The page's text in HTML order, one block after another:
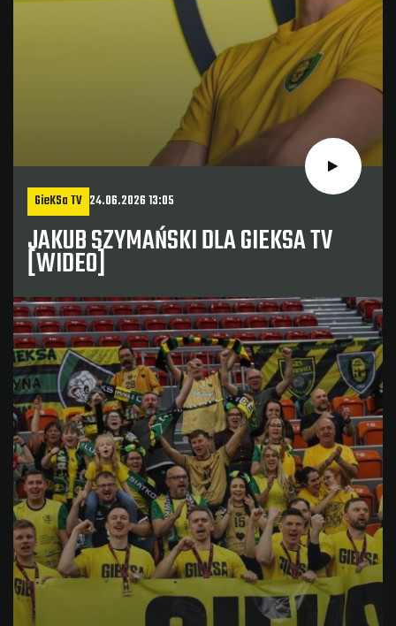
GieKSa TV 24.06.2026 13:05
JAKUB SZYMAŃSKI DLA GIEKSA TV
[WIDEO]